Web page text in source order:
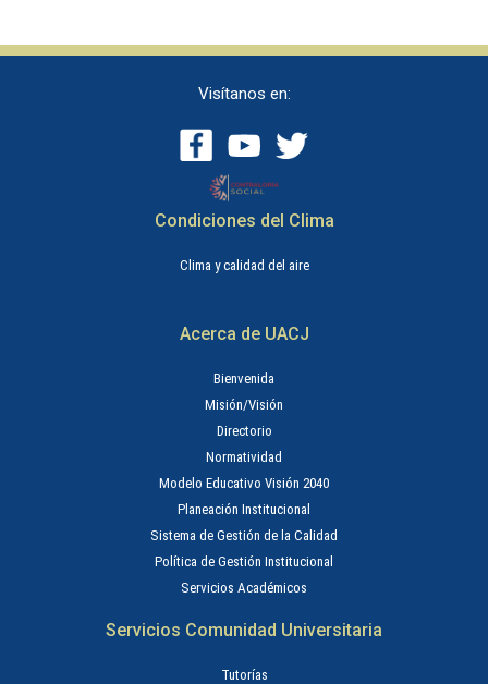
Visítanos en:
Condiciones del Clima
Clima y calidad del aire
Acerca de UACJ
Bienvenida
Misión/Visión
Directorio
Normatividad
Modelo Educativo Visión 2040
Planeación Institucional
Sistema de Gestión de la Calidad
Política de Gestión Institucional
Servicios Académicos
Servicios Comunidad Universitaria
Tutorías